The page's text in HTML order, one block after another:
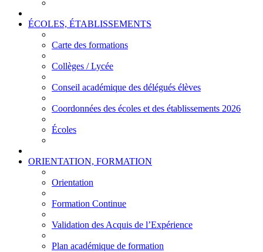
ÉCOLES, ÉTABLISSEMENTS
Carte des formations
Collèges / Lycée
Conseil académique des délégués élèves
Coordonnées des écoles et des établissements 2026
Écoles
ORIENTATION, FORMATION
Orientation
Formation Continue
Validation des Acquis de l’Expérience
Plan académique de formation